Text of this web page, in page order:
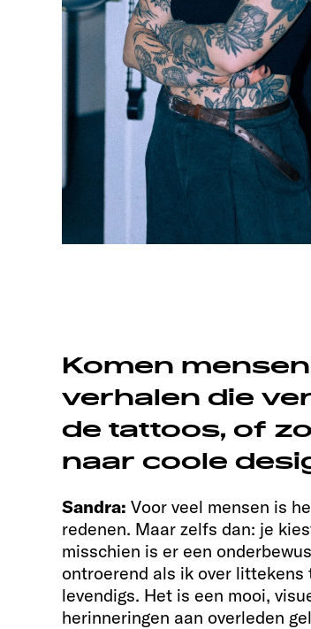
Komen
verhalen die
de tattoos, of
naar coole
Sandra: Voor veel mensen is
redenen. Maar zelfs dan: je
misschien is er een
ontroerend als ik over
levendigs. Het is een mooi,
herinneringen aan overleden